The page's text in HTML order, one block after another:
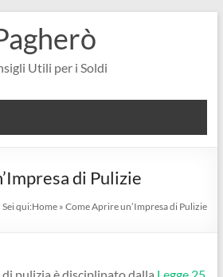
Utili per i Soldi
di Pulizie
Sei qui:Home »Come Aprire un’Impresa di Pulizie